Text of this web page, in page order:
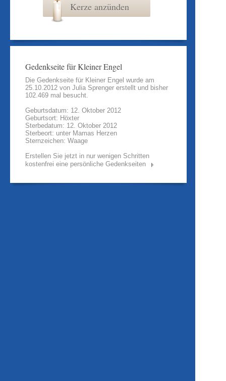
Kerze anzünden
Gedenkseite für Kleiner Engel
Die Gedenkseite für Kleiner Engel wurde am
25.10.2012 von Julia Sprenger erstellt und bisher
102.469 mal besucht.
Geburtsdatum: 12. Oktober 2012
Geburtsort: Höxter
Sterbedatum: 12. Oktober 2012
Sterbeort: unter Mamas Herzen
Sternzeichen: Waage
Erstellen Sie jetzt in nur wenigen Schritten
kostenfrei eine persönliche Gedenkseiten